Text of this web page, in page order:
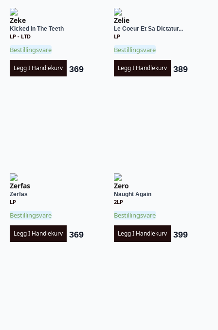
Zeke
Kicked In The Teeth
LP - LTD
Bestillingsvare
Legg I Handlekurv 369
Zelie
Le Coeur Et Sa Dictatur...
LP
Bestillingsvare
Legg I Handlekurv 389
Zerfas
Zerfas
LP
Bestillingsvare
Legg I Handlekurv 369
Zero
Naught Again
2LP
Bestillingsvare
Legg I Handlekurv 399